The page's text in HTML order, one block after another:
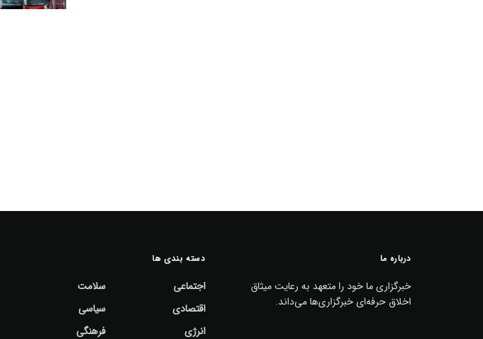
درباره ما
خبرگزاری ما خود را متعهد به رعایت میثاق
اخلاق حرفه‌ای خبرگزاری‌ها می‌داند.
دسته بندی ها
اجتماعی
اقتصادی
انرژی
سلامت
سیاسی
فرهنگی